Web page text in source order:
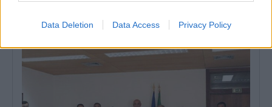
Data Deletion Data Access Privacy Policy
5 Agosto, 2026 - 17:10